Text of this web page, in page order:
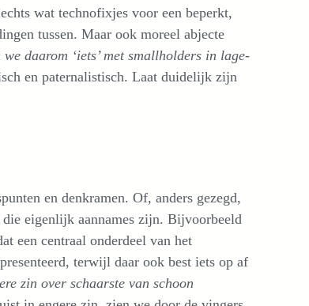
wat technofixjes voor een beperkt,
tussen. Maar ook moreel abjecte
we daarom ‘iets’ met smallholders in lage-
en paternalistisch. Laat duidelijk zijn
en denkramen. Of, anders gezegd,
die eigenlijk aannames zijn. Bijvoorbeeld
een centraal onderdeel van het
terwijl daar ook best iets op af
zin over schaarste van schoon